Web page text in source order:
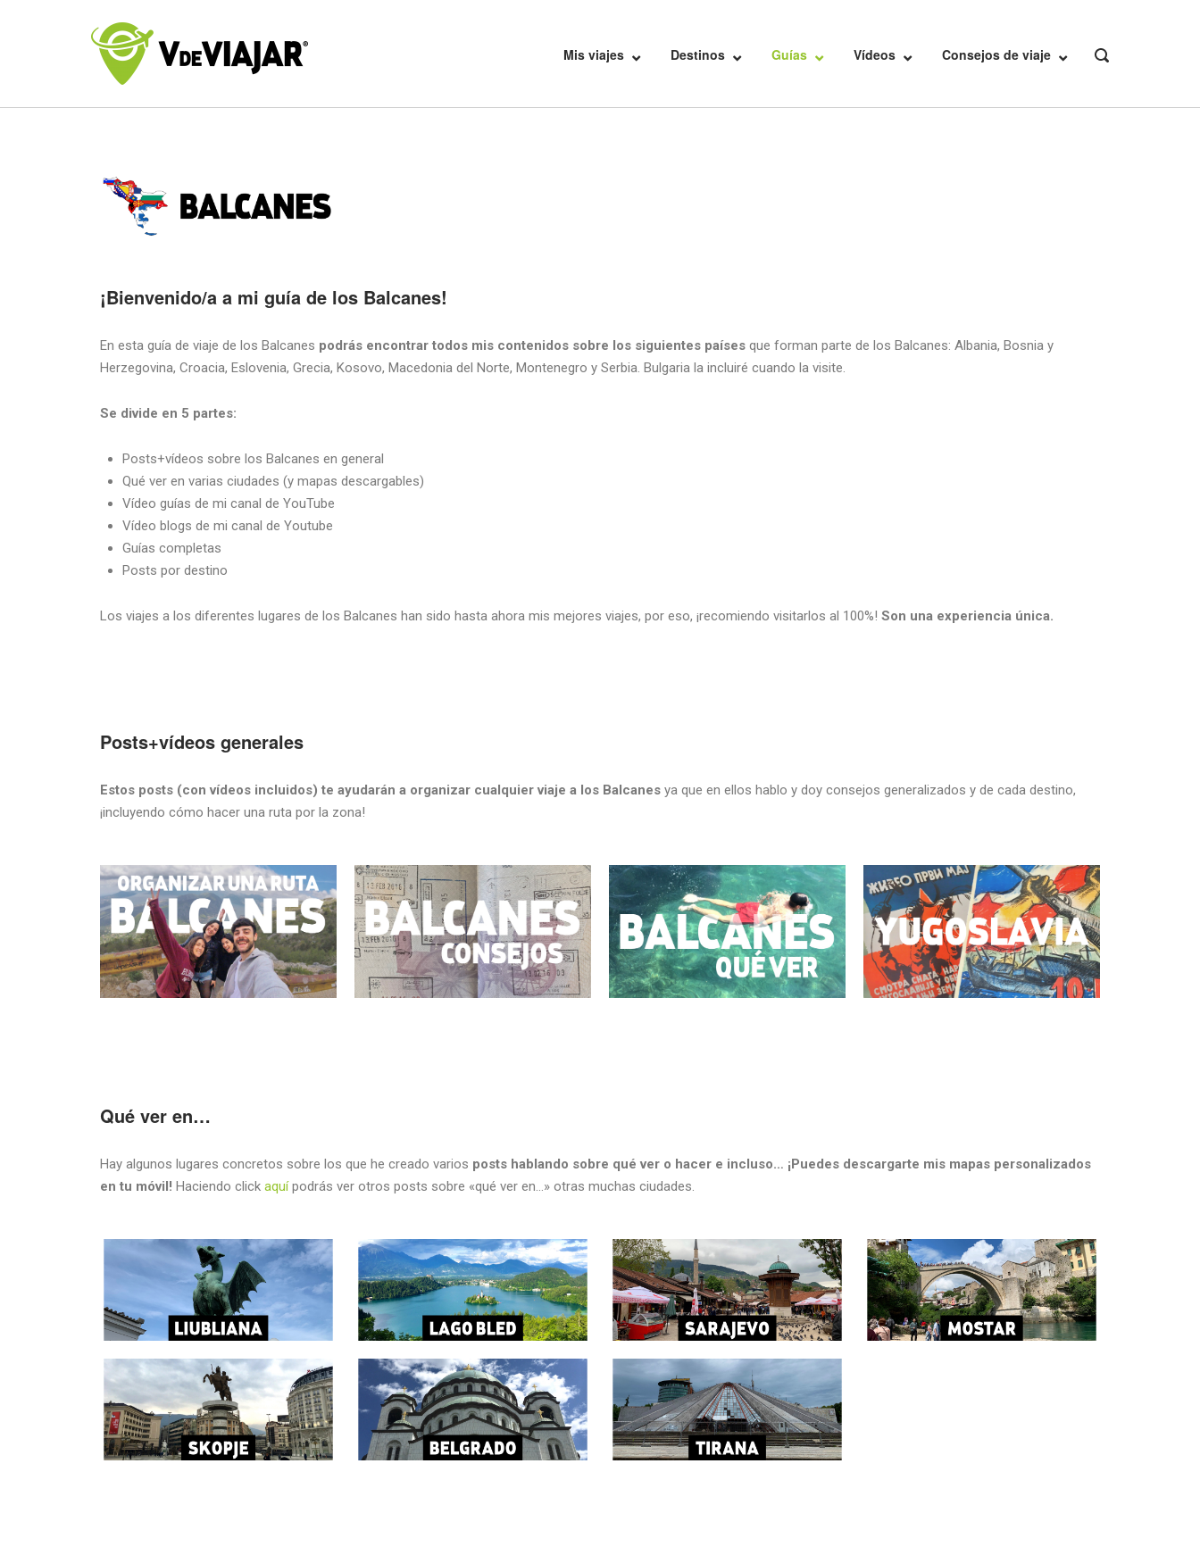
Mis viajes Destinos Guías Vídeos Consejos de viaje
¡Bienvenido/a a mi guía de los Balcanes!
En esta guía de viaje de los Balcanes podrás encontrar todos mis contenidos sobre los siguientes países que forman parte de los Balcanes: Albania, Bosnia y
Herzegovina, Croacia, Eslovenia, Grecia, Kosovo, Macedonia del Norte, Montenegro y Serbia. Bulgaria la incluiré cuando la visite.
Se divide en 5 partes:
Posts+vídeos sobre los Balcanes en general
Qué ver en varias ciudades (y mapas descargables)
Vídeo guías de mi canal de YouTube
Vídeo blogs de mi canal de Youtube
Guías completas
Posts por destino
Los viajes a los diferentes lugares de los Balcanes han sido hasta ahora mis mejores viajes, por eso, ¡recomiendo visitarlos al 100%! Son una experiencia única.
Posts+vídeos generales
Estos posts (con vídeos incluidos) te ayudarán a organizar cualquier viaje a los Balcanes ya que en ellos hablo y doy consejos generalizados y de cada destino,
¡incluyendo cómo hacer una ruta por la zona!
Qué ver en…
Hay algunos lugares concretos sobre los que he creado varios posts hablando sobre qué ver o hacer e incluso… ¡Puedes descargarte mis mapas personalizados
en tu móvil! Haciendo click aquípodrás ver otros posts sobre «qué ver en…» otras muchas ciudades.